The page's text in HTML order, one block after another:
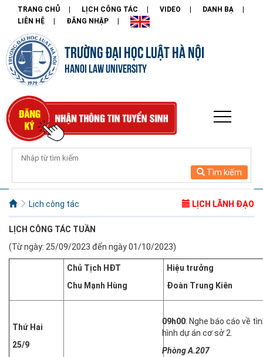
TRANG CHỦ LỊCH CÔNG TÁC VIDEO
DANH BẠ
LIÊN HỆ
ĐĂNG NHẬP
TRƯỜNG ĐẠI HỌC LUẬT HÀ NỘI
HANOI LAW UNIVERSITY
Tìm kiếm
Lịch công tác LỊCH LÃNH ĐẠO
LỊCH CÔNG TÁC TUẦN
(Từ ngày: 25/09/2023 đến ngày 01/10/2023)
Chủ Tịch HĐT
Chu Mạnh Hùng
Hiệu trưởng
Đoàn Trung Kiên
Thứ Hai
25/9
09h00: Nghe báo cáo về
hình dự án cơ sở 2.
Phòng A.207